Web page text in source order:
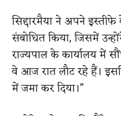
सिद्दारमैया ने अपने
संबोधित किया, जिसमें
राज्यपाल के कार्यालय में
वे आज रात लौट रहे हैं।
में जमा कर दिया।”